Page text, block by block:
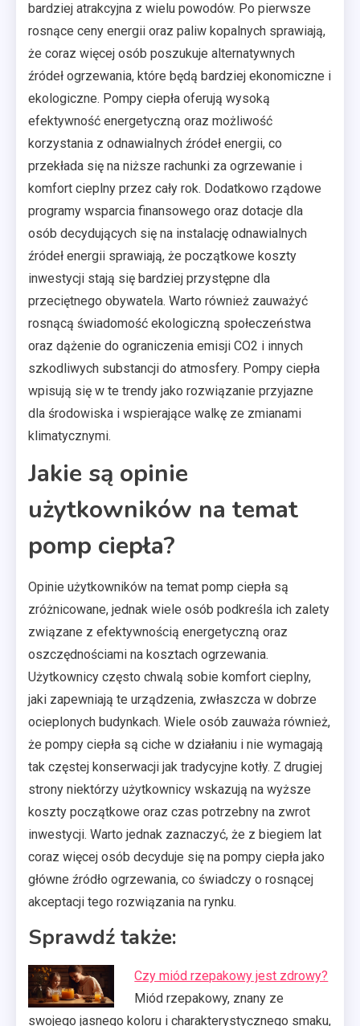
bardziej atrakcyjna z wielu powodów. Po pierwsze
rosnące ceny energii oraz paliw kopalnych sprawiają,
że coraz więcej osób poszukuje alternatywnych
źródeł ogrzewania, które będą bardziej ekonomiczne i
ekologiczne. Pompy ciepła oferują wysoką
efektywność energetyczną oraz możliwość
korzystania z odnawialnych źródeł energii, co
przekłada się na niższe rachunki za ogrzewanie i
komfort cieplny przez cały rok. Dodatkowo rządowe
programy wsparcia finansowego oraz dotacje dla
osób decydujących się na instalację odnawialnych
źródeł energii sprawiają, że początkowe koszty
inwestycji stają się bardziej przystępne dla
przeciętnego obywatela. Warto również zauważyć
rosnącą świadomość ekologiczną społeczeństwa
oraz dążenie do ograniczenia emisji CO2 i innych
szkodliwych substancji do atmosfery. Pompy ciepła
wpisują się w te trendy jako rozwiązanie przyjazne
dla środowiska i wspierające walkę ze zmianami
klimatycznymi.
Jakie są opinie
użytkowników na temat
pomp ciepła?
Opinie użytkowników na temat pomp ciepła są
zróżnicowane, jednak wiele osób podkreśla ich zalety
związane z efektywnością energetyczną oraz
oszczędnościami na kosztach ogrzewania.
Użytkownicy często chwalą sobie komfort cieplny,
jaki zapewniają te urządzenia, zwłaszcza w dobrze
ocieplonych budynkach. Wiele osób zauważa również,
że pompy ciepła są ciche w działaniu i nie wymagają
tak częstej konserwacji jak tradycyjne kotły. Z drugiej
strony niektórzy użytkownicy wskazują na wyższe
koszty początkowe oraz czas potrzebny na zwrot
inwestycji. Warto jednak zaznaczyć, że z biegiem lat
coraz więcej osób decyduje się na pompy ciepła jako
główne źródło ogrzewania, co świadczy o rosnącej
akceptacji tego rozwiązania na rynku.
Sprawdź także:
Czy miód rzepakowy jest zdrowy?
Miód rzepakowy, znany ze
swojego jasnego koloru i charakterystycznego smaku,